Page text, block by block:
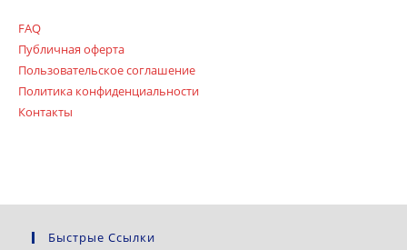
FAQ
Публичная оферта
Пользовательское соглашение
Политика конфиденциальности
Контакты
Быстрые Ссылки